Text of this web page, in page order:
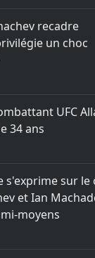
recadre
un choc
UFC
34 ans
s'exprime sur le
et Ian
moyens